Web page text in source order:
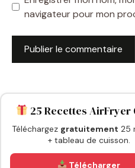
navigateur pour mon
25 Recettes AirFryer
Téléchargez gratuitement 25
+ tableau de cuisson.
Télécharger